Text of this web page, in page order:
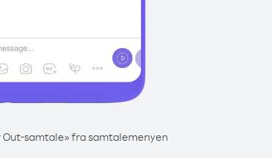
Out-samtale» fra samtalemenyen